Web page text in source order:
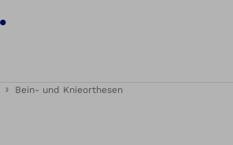
Bein- und Knieorthesen